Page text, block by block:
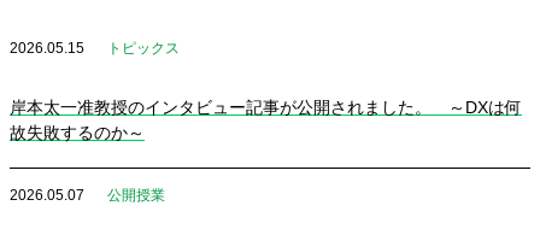
2026.05.15 トピックス
岸本太一准教授のインタビュー記事が公開されました。 ～DXは何
故失敗するのか～
2026.05.07 公開授業